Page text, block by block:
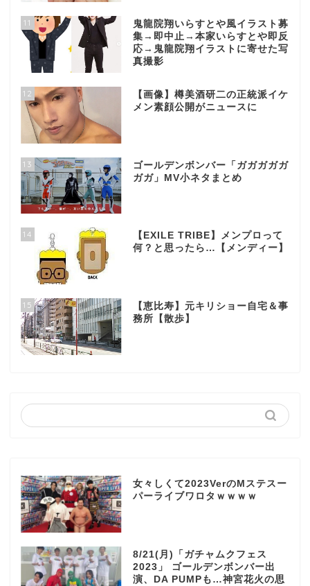
11
鬼龍院翔いらすとや風イラスト募
集→即中止→本家いらすとや即反
応→鬼龍院翔イラストに寄せた写
真撮影
12
【画像】樽美酒研二の正統派イケ
メン素顔公開がニュースに
13
ゴールデンボンバー「ガガガガガ
ガガ」MV小ネタまとめ
14
【EXILE TRIBE】メンプロって
何？と思ったら…【メンディー】
15
【恵比寿】元キリショー自宅＆事
務所【散歩】
女々しくて2023VerのMステスー
パーライブワロタｗｗｗｗ
8/21(月)「ガチャムクフェス
2023」 ゴールデンボンバー出
演、DA PUMPも…神宮花火の思